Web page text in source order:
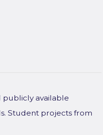
publicly available
Student projects from